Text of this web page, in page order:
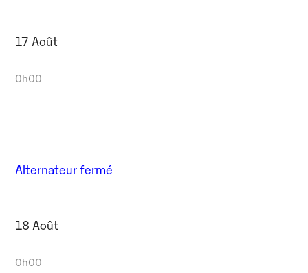
17 Août
0h00
Alternateur fermé
18 Août
0h00